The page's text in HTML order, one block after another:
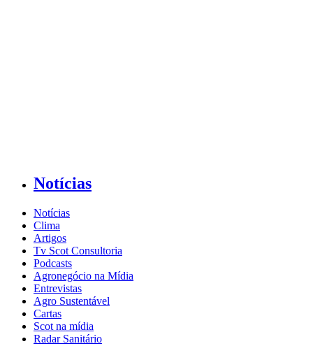
Notícias
Notícias
Clima
Artigos
Tv Scot Consultoria
Podcasts
Agronegócio na Mídia
Entrevistas
Agro Sustentável
Cartas
Scot na mídia
Radar Sanitário